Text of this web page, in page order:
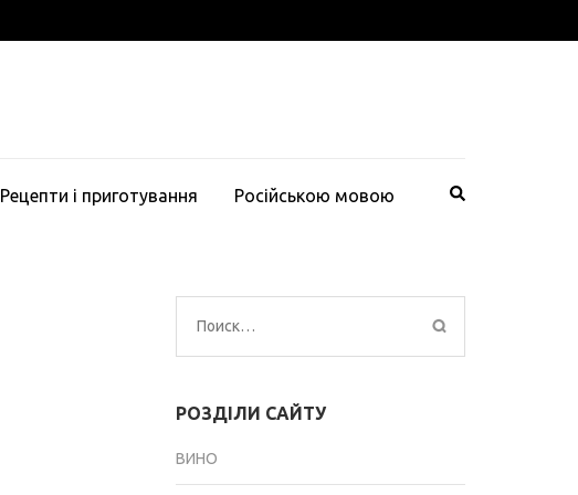
Рецепти і приготування Російською мовою
Найти:
РОЗДІЛИ САЙТУ
ВИНО